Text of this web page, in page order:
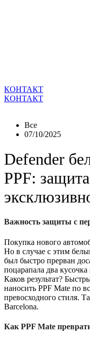
КОНТАКТ
КОНТАКТ
Все
07/10/2025
Defender
PPF:
Важность защиты с
Покупка нового
Но в случае с этим
был быстро прерван
поцарапала два кусочка
Каков результат?
наносить PPF Mate по
превосходного стиля.
Barcelona.
Как PPF Mate